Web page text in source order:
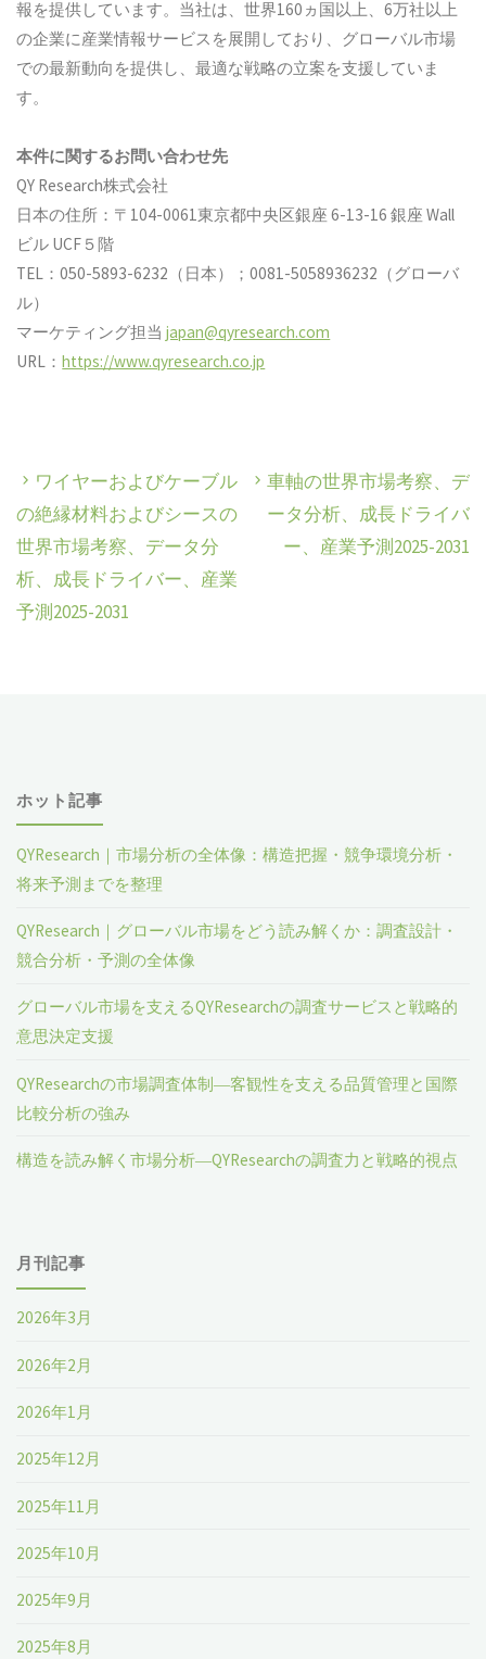
報を提供しています。当社は、世界160ヵ国以上、6万社以上
の企業に産業情報サービスを展開しており、グローバル市場
での最新動向を提供し、最適な戦略の立案を支援していま
す。
本件に関するお問い合わせ先
QY Research株式会社
日本の住所：〒104-0061東京都中央区銀座 6-13-16 銀座 Wall
ビル UCF５階
TEL：050-5893-6232（日本）；0081-5058936232（グローバ
ル）
マーケティング担当japan@qyresearch.com
URL：https://www.qyresearch.co.jp
ワイヤーおよびケーブル
の絶縁材料およびシースの
世界市場考察、データ分
析、成長ドライバー、産業
予測2025-2031
車軸の世界市場考察、デ
ータ分析、成長ドライバ
ー、産業予測2025-2031
ホット記事
QYResearch｜市場分析の全体像：構造把握・競争環境分析・
将来予測までを整理
QYResearch｜グローバル市場をどう読み解くか：調査設計・
競合分析・予測の全体像
グローバル市場を支えるQYResearchの調査サービスと戦略的
意思決定支援
QYResearchの市場調査体制―客観性を支える品質管理と国際
比較分析の強み
構造を読み解く市場分析―QYResearchの調査力と戦略的視点
月刊記事
2026年3月
2026年2月
2026年1月
2025年12月
2025年11月
2025年10月
2025年9月
2025年8月